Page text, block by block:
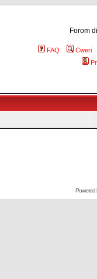
Forom
FAQ
Cweri
Powered